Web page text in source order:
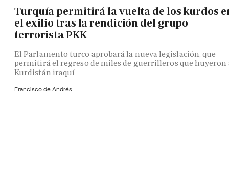
Turquía permitirá la vuelta de los kurdos
el exilio tras la rendición del grupo
terrorista PKK
El Parlamento turco aprobará la nueva legislación, que
permitirá el regreso de miles de guerrilleros que huyeron
Kurdistán iraquí
Francisco de Andrés